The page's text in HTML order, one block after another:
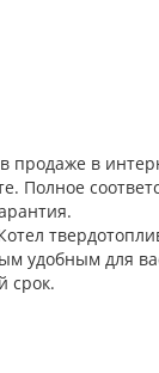
продаже в
Полное
удобным для
срок.